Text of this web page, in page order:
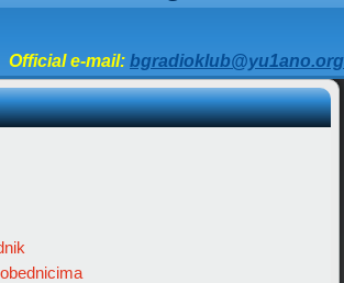
Official e-mail: bgradioklub@yu1ano.org